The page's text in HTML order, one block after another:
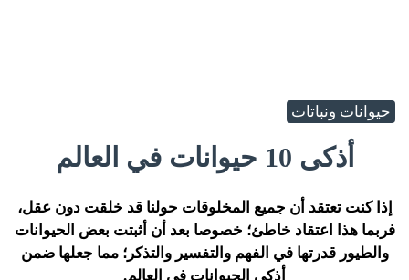
حيوانات ونباتات
أذكى 10 حيوانات في العالم
إذا كنت تعتقد أن جميع المخلوقات حولنا قد خلقت دون عقل،
فربما هذا اعتقاد خاطئ؛ خصوصا بعد أن أثبتت بعض الحيوانات
والطيور قدرتها في الفهم والتفسير والتذكر؛ مما جعلها ضمن
أذكى الحيوانات في العالم.